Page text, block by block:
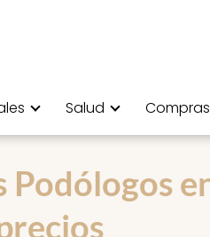
Salud Compras
Podólogos